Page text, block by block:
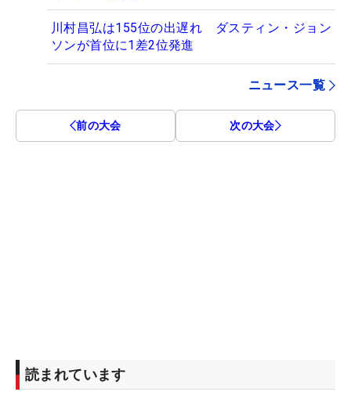
川村昌弘は155位の出遅れ ダスティン・ジョン
ソンが首位に1差2位発進
ニュース一覧
前の大会 次の大会
読まれています